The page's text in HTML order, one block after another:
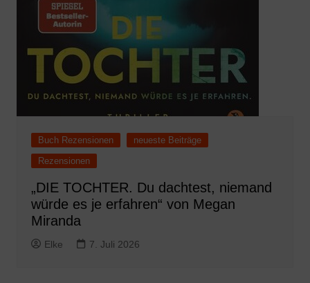
Buch Rezensionen
neueste Beiträge
Rezensionen
„DIE TOCHTER. Du dachtest, niemand
würde es je erfahren“ von Megan
Miranda
Elke 7. Juli 2026